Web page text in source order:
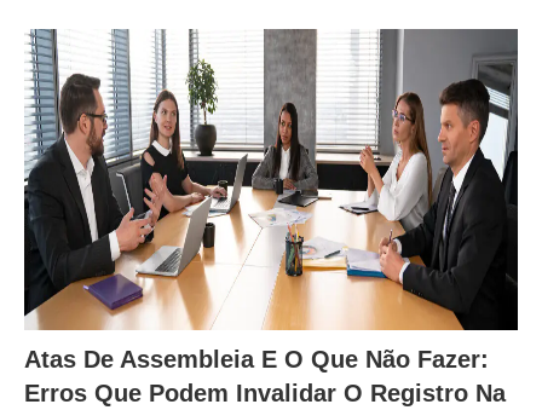
Atas De Assembleia E O Que Não Fazer:
Erros Que Podem Invalidar O Registro Na